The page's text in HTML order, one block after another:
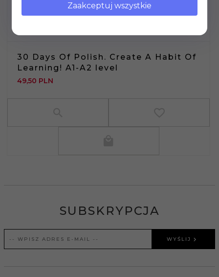
30 Days Of Polish. Create A Habit Of
Learning! A1-A2 level
49,50 PLN
SUBSKRYPCJA
WYŚLIJ
Zaakceptuj wszystkie